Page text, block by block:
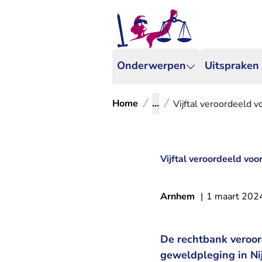
Onderwerpen
Home ... Vijftal veroordeeld
Vijftal veroordeeld
Arnhem | 1 maart
De rechtbank
geweldpleging in